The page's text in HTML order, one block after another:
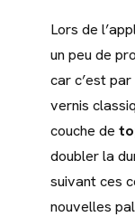
Lors de
un peu de
car c’est par
vernis
couche de
doubler la
suivant ces
nouvelles